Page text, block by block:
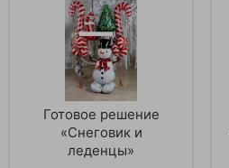
Готовое решение
«Снеговик и
леденцы»